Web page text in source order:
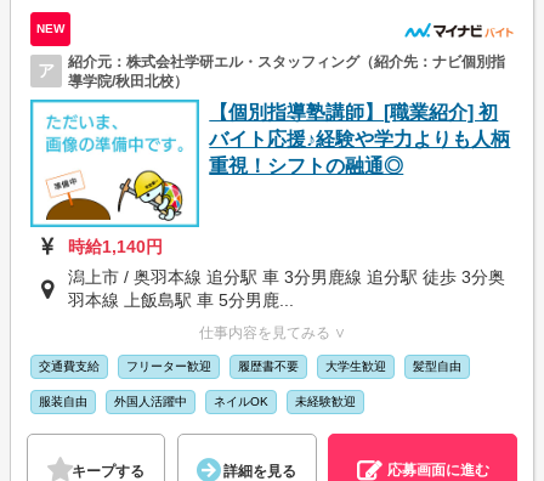
NEW
ア
紹介元：株式会社学研エル・スタッフィング（紹介先：ナビ個別指
導学院/秋田北校）
【個別指導塾講師】[職業紹介] 初
バイト応援♪経験や学力よりも人柄
重視！シフトの融通◎
時給1,140円
潟上市 / 奥羽本線 追分駅 車 3分男鹿線 追分駅 徒歩 3分奥
羽本線 上飯島駅 車 5分男鹿...
仕事内容を見てみる ∨
交通費支給 フリーター歓迎 履歴書不要 大学生歓迎 髪型自由
服装自由 外国人活躍中 ネイルOK 未経験歓迎
キープする 詳細を見る 応募画面に進む